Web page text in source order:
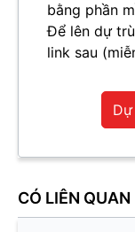
bằng phần
Để lên dự
link sau
CÓ LIÊN QUAN